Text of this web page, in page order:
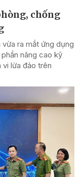
chống
vừa ra mắt ứng dụng
nâng cao kỹ
vi lừa đảo trên